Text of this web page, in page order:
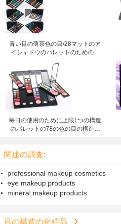
青い目の薄茶色の目/28マットのア
イシャドウのパレットのための防
水アイシャドウ
毎日の使用のために上限1つの構造
のパレットの78の色の目の構造の
関連の調査:
professional makeup cosmetics
eye makeup products
mineral makeup products
目の構造の化粧品